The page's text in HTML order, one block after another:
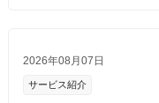
2026年08月07日
サービス紹介